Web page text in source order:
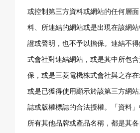
或控制第三方資料或網站的任何層
料、所連結的網站或是出現在該網
證或聲明，也不予以擔保。連結不
式會社對連結網站，或是其中所包
保，或是三菱電機株式會社與之存在
或是已獲得使用顯示於該第三方網
誌或版權標誌的合法授權。「資料
所有其他品牌或產品名稱，都是其